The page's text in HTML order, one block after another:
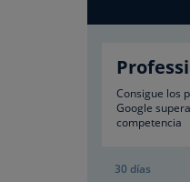
Consigue los
Google
competencia
30 días